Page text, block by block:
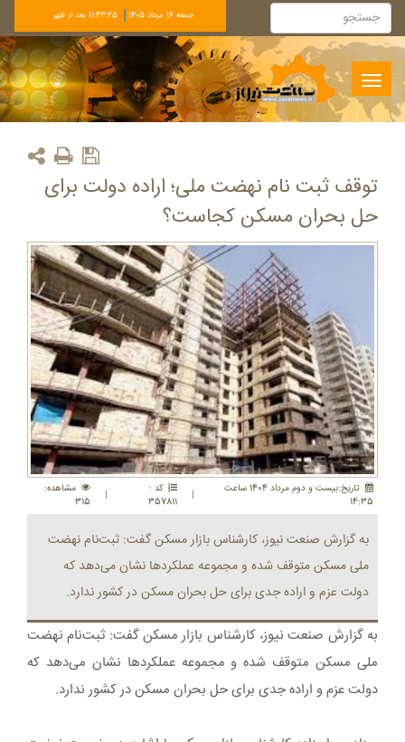
جمعه 16 مرداد 1405 11:43:25 بعد از ظهر
Toggle
navigation
توقف ثبت نام نهضت ملی؛ اراده دولت برای
حل بحران مسکن کجاست؟
تاريخ:بيست و دوم مرداد 1404 ساعت
14:35
|
کد :
357811
|
مشاهده:
315
به گزارش صنعت نیوز، کارشناس بازار مسکن گفت: ثبت‌نام نهضت
ملی مسکن متوقف شده و مجموعه عملکردها نشان می‌دهد که
دولت عزم و اراده جدی برای حل بحران مسکن در کشور ندارد.
به گزارش صنعت نیوز، کارشناس بازار مسکن گفت: ثبت‌نام نهضت
ملی مسکن متوقف شده و مجموعه عملکردها نشان می‌دهد که
دولت عزم و اراده جدی برای حل بحران مسکن در کشور ندارد.